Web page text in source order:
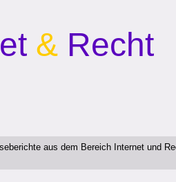
& Recht
aus dem Bereich Internet und